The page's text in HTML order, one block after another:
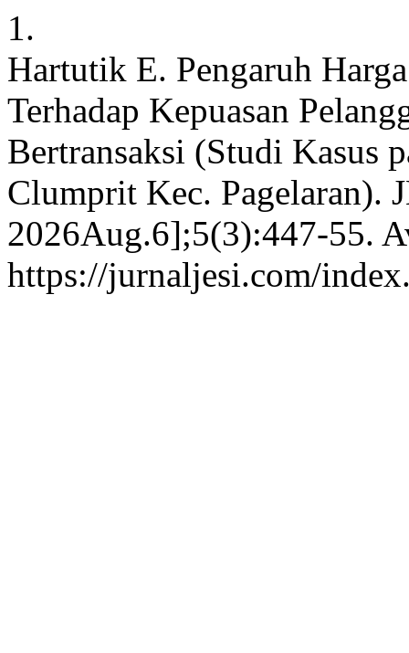
1.
Hartutik E. Pengaruh
Terhadap Kepuasan
Bertransaksi (Studi Kasus
Clumprit Kec. Pagelaran).
2026Aug.6];5(3):447-55.
https://jurnaljesi.com/